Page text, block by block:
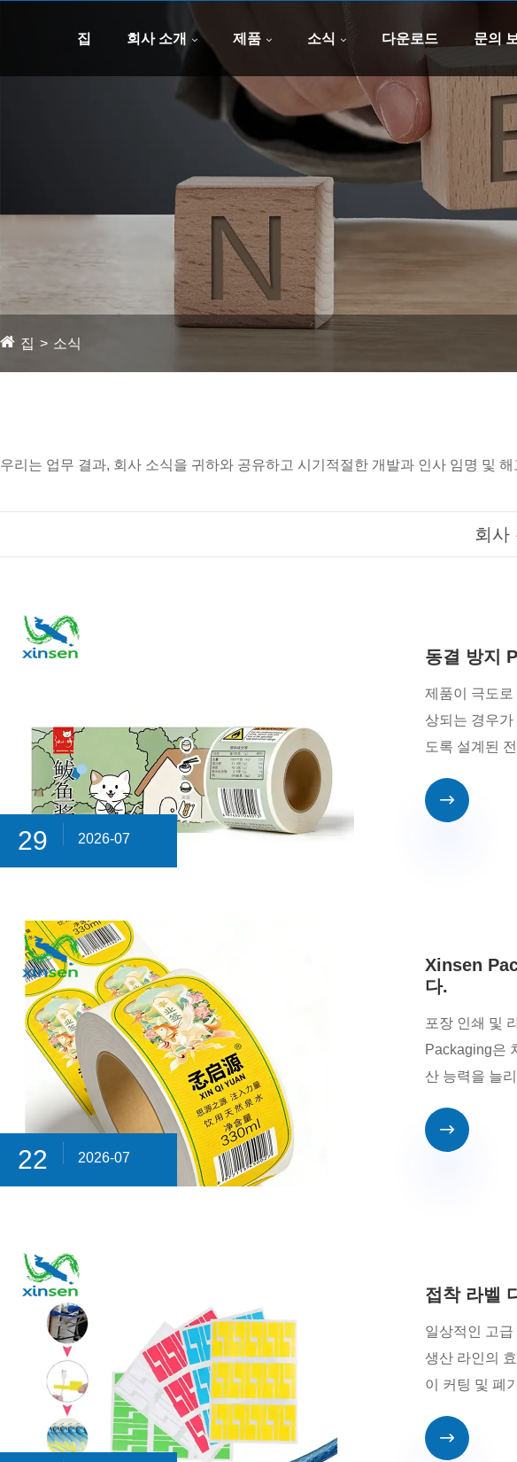
집 회사 소개 제품 소식 다운로드 문의
집 소식
우리는 업무 결과, 회사 소식을 귀하와 공유하고 시기적절한 개발과 인사 임명 및
회사
29 2026-07
동결 방지
제품이 극도
상되는 경우
도록 설계된

22 2026-07
Xinsen
다.
포장 인쇄 및
Packaging은
산 능력을 늘

접착 라벨
일상적인 고
생산 라인의
이 커팅 및 폐
